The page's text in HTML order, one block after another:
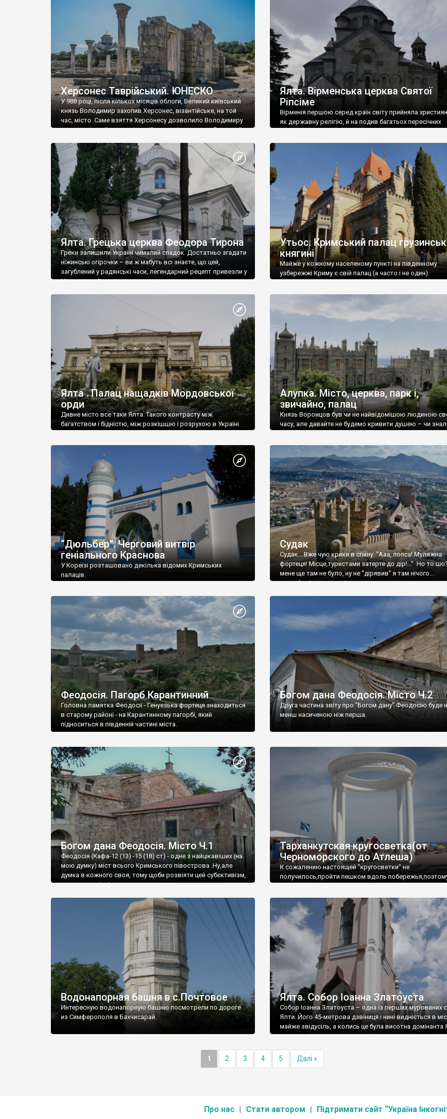
візантійської доби. Раритети викрадені з фондів об’єкту
культурної спадщини ЮНЕСКО «Херсонеса Таврійського».
Офіційно – на виставку «Золото Візантії», але експерти та
влада в Україні вважають це лише […]
називаються «повстяками» (postaki)…” “Вино. Крим
виробляє відмінне вино і його вдосталь: воно все
легке біле і дуже […]
Херсонес Таврійський. ЮНЕСКО
У 988 році, після кількох місяців облоги, Великий київський
князь Володимир захопив Херсонес, візантійське, на той
час, місто. Саме взяття Херсонесу дозволило Володимиру
диктувати свої умови візантійському імператору Василю ІІ,
Херсонесі Володимир-язичник, став Василем-
християнином. А потім було Хрещення Русі. На честь
Херсонесу Таврійського названо місто […]
Ялта. Вірменська церква Святої
Ріпсіме
Вірменія першою серед країн світу прийняла
як державну релігію, й на подив багатьох пересічних
Ялта. Грецька церква Феодора Тирона
Греки залишили Україні чималий спадок. Достатньо згадати
ніжинські огірочки – ви ж мабуть всі знаєте, що цей,
загублений у радянські часи, легендарний рецепт привезли у
Ніжин греки?
Утьос. Кримський палац
княгині
Майже у кожному населеному пункті на південному
узбережжі Криму є свій палац (а часто і не один).
Ялта . Палац нащадків Мордовської
орди
Дивне місто все таки Ялта. Такого контрасту між
багатством і бідністю, між розкішшю і розрухою в Україні
Алупка. Місто, церква, парк і,
звичайно, палац
Князь Воронцов був чи не найвідомішою людиною
часу, але давайте не будемо кривити душею – чи
“Дюльбер”. Черговий витвір
геніального Краснова
У Кореїзі розташовано декілька відомих Кримських
палаців.
Судак
Судак... Вже чую крики в спину: "Ааа, попса! Муляжна
фортеця! Місце,туристами затерте до дір!..." Но то
мене ще там не було, ну не "дірявив" я там нічого...
принаймні до цього літа.
Феодосія. Пагорб Карантинний
Головна памятка Феодосії - Генуезька фортеця знаходиться
в старому районі - на Карантинному пагорбі, який
підноситься в південній частині міста.
Богом дана Феодосія. Місто Ч.2
Друга частина звіту про "Богом дану" Феодосію буде
менш насиченою ніж перша.
Богом дана Феодосія. Місто Ч.1
Феодосія (Кафа-12 (13) -15 (18) ст) - одне з найцікавіших (на
мою думку) міст всього Кримського півострова .Ну,але
думка в кожного своя, тому щоби розвіяти цей субєктивізм,
запрошую відвідати це
Тарханкутская кругосветка(от
Черноморского до Атлеша)
К сожалению настоящей "кругосветки" не
получилось,пройти пешком вдоль
Водонапорная башня в с.Почтовое
Интересную водонапорную башню посмотрели по дороге
из Симферополя в Бахчисарай.
Ялта. Собор Іоанна Златоуста
Собор Іоанна Златоуста – одна із перших мурованих
Ялти. Його 45-метрова дзвіниця і нині видніється в
майже звідусіль, а колись це була висотна домінанта
1 2 3 4 5 Далі »
Про нас Стати автором Підтримати сайт “Україна